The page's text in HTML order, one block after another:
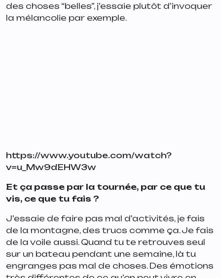
des choses “belles”, j’essaie plutôt d’invoquer
la mélancolie par exemple.
https://www.youtube.com/watch?
v=u_Mw9dEHW3w
Et ça passe par la tournée, par ce que tu
vis, ce que tu fais ?
J’essaie de faire pas mal d’activités, je fais
de la montagne, des trucs comme ça. Je fais
de la voile aussi. Quand tu te retrouves seul
sur un bateau pendant une semaine, là tu
engranges pas mal de choses. Des émotions